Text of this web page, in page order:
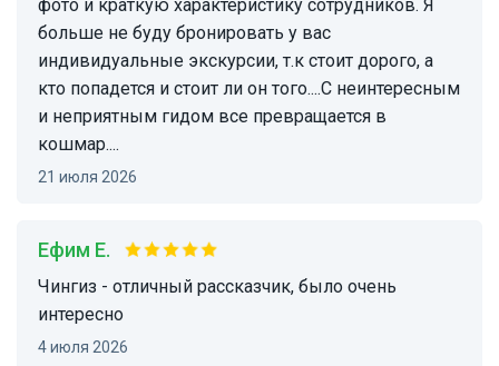
фото и краткую характеристику сотрудников. Я
больше не буду бронировать у вас
индивидуальные экскурсии, т.к стоит дорого, а
кто попадется и стоит ли он того....С неинтересным
и неприятным гидом все превращается в
кошмар....
21 июля 2026
Ефим Е.
Чингиз - отличный рассказчик, было очень
интересно
4 июля 2026